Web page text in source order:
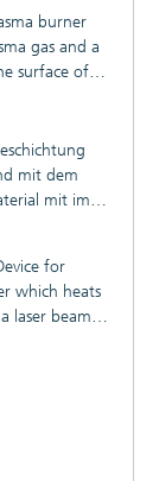
burner
gas and a
surface of
mit dem
mit im
oder es
einer
zugefuehrt.
Qualitaet
which heats
laser beam
or
beam is
and